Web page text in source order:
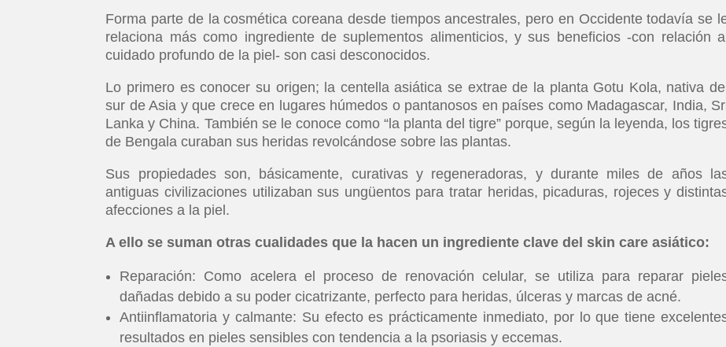
Forma parte de la cosmética coreana desde tiempos ancestrales, pero en Occidente todavía se
relaciona más como ingrediente de suplementos alimenticios, y sus beneficios -con relación al
cuidado profundo de la piel- son casi desconocidos.
Lo primero es conocer su origen; la centella asiática se extrae de la planta Gotu Kola, nativa del
sur de Asia y que crece en lugares húmedos o pantanosos en países como Madagascar, India,
Lanka y China. También se le conoce como “la planta del tigre” porque, según la leyenda, los
de Bengala curaban sus heridas revolcándose sobre las plantas.
Sus propiedades son, básicamente, curativas y regeneradoras, y durante miles de años
antiguas civilizaciones utilizaban sus ungüentos para tratar heridas, picaduras, rojeces y
afecciones a la piel.
A ello se suman otras cualidades que la hacen un ingrediente clave del skin care asiático:
Reparación: Como acelera el proceso de renovación celular, se utiliza para reparar
dañadas debido a su poder cicatrizante, perfecto para heridas, úlceras y marcas de acné.
Antiinflamatoria y calmante: Su efecto es prácticamente inmediato, por lo que tiene
resultados en pieles sensibles con tendencia a la psoriasis y eccemas.